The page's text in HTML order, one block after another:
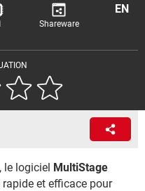
Shareware
EN
le logiciel MultiStage
et efficace pour